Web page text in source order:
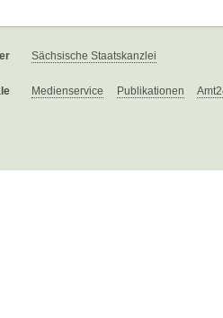
Sächsische Staatskanzlei
Medienservice Publikationen